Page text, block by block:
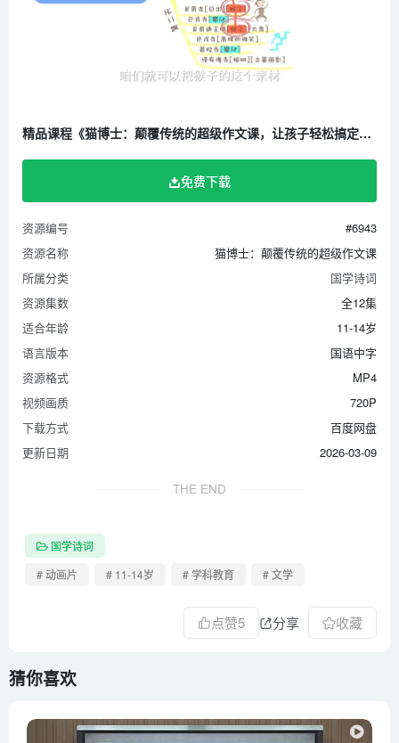
精品课程《猫博士：颠覆传统的超级作文课，让孩子轻松搞定写作》全12集 国语中字 720P/MP4/1.46G 百度云网盘下载
免费下载
资源编号
#6943
资源名称
猫博士：颠覆传统的超级作文课
所属分类
国学诗词
资源集数
全12集
适合年龄
11-14岁
语言版本
国语中字
资源格式
MP4
视频画质
720P
下载方式
百度网盘
更新日期
2026-03-09
THE END
国学诗词
# 动画片
# 11-14岁 # 学科教育 # 文学
点赞5 分享 收藏
猜你喜欢